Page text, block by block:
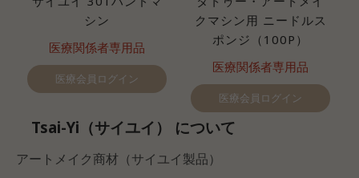
シン
医療関係者専用品
医療会員ログイン
クマシン用 ニードルス
ポンジ（100P）
医療関係者専用品
医療会員ログイン
Tsai-Yi（サイユイ） について
アートメイク商材（サイユイ製品）